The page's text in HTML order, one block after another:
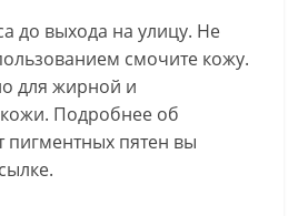
до выхода на улицу. Не
смочите кожу.
для жирной и
Подробнее об
пигментных пятен вы